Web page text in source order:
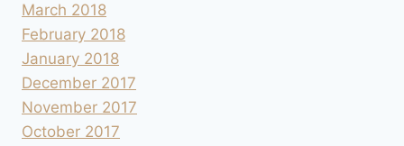
March 2018
February 2018
January 2018
December 2017
November 2017
October 2017